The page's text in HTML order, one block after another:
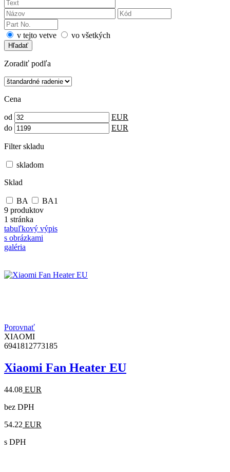
v tejto vetve vo všetkých
Hľadať
Zoradiť podľa
Cena
od
EUR
do
EUR
Filter skladu
skladom
Sklad
BA
BA1
9 produktov
1 stránka
tabuľkový výpis
s obrázkami
galéria
Porovnať
XIAOMI
6941812773185
Xiaomi Fan Heater EU
44.08 EUR
bez DPH
54.22 EUR
s DPH